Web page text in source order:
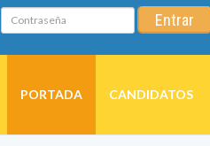
Contraseña Entrar
PORTADA CANDIDATOS